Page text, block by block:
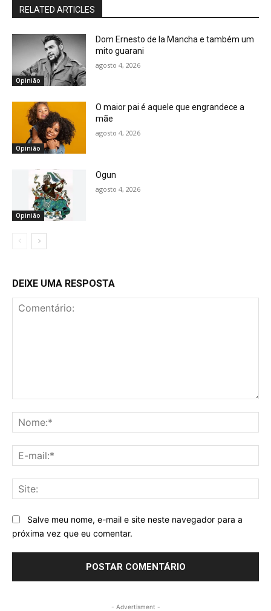
RELATED ARTICLES
Opinião
Dom Ernesto de la Mancha e também um
mito guarani
agosto 4, 2026
Opinião
O maior pai é aquele que engrandece a
mãe
agosto 4, 2026
Opinião
Ogun
agosto 4, 2026
DEIXE UMA RESPOSTA
Salve meu nome, e-mail e site neste navegador para a
próxima vez que eu comentar.
- Advertisment -